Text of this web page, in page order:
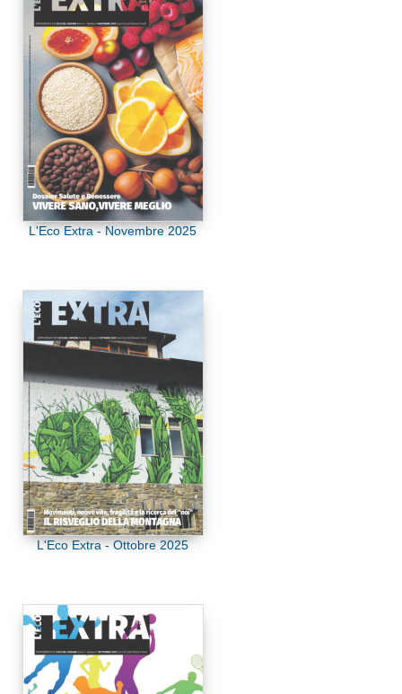
L'Eco Extra - Novembre 2025
L'Eco Extra - Ottobre 2025